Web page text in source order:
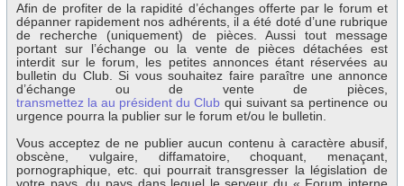
Afin de profiter de la rapidité d’échanges offerte par le forum et
dépanner rapidement nos adhérents, il a été doté d’une rubrique
de recherche (uniquement) de pièces. Aussi tout message
portant sur l’échange ou la vente de pièces détachées est
interdit sur le forum, les petites annonces étant réservées au
bulletin du Club. Si vous souhaitez faire paraître une annonce
d’échange ou de vente de pièces,
transmettez la au président du Club qui suivant sa pertinence ou
urgence pourra la publier sur le forum et/ou le bulletin.
Vous acceptez de ne publier aucun contenu à caractère abusif,
obscène, vulgaire, diffamatoire, choquant, menaçant,
pornographique, etc. qui pourrait transgresser la législation de